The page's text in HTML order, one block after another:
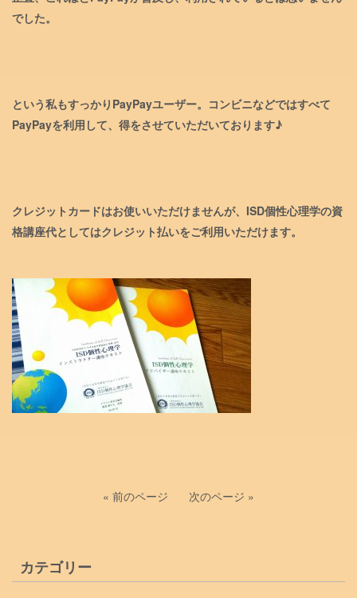
でした。
という私もすっかりPayPayユーザー。コンビニなどではすべて
PayPayを利用して、得をさせていただいております♪
クレジットカードはお使いいただけませんが、ISD個性心理学の資
格講座代としてはクレジット払いをご利用いただけます。
« 前のページ 次のページ »
カテゴリー